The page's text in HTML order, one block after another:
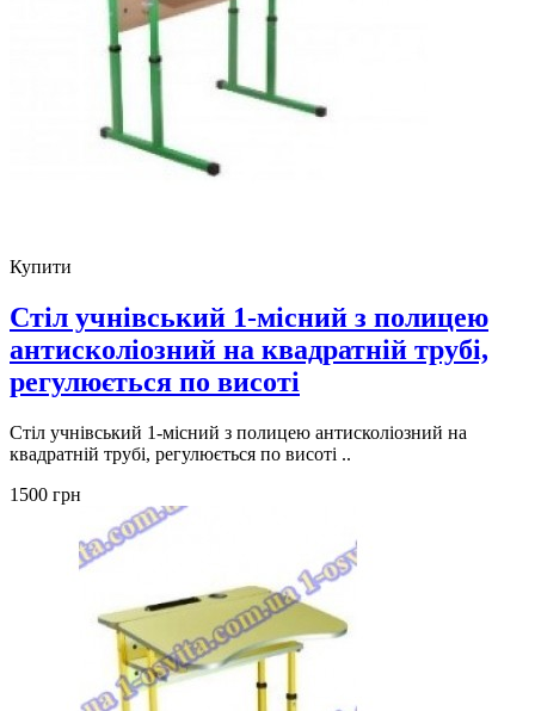
Купити
Стіл учнівський 1-місний з полицею
антисколіозний на квадратній трубі,
регулюється по висоті
Стіл учнівський 1-місний з полицею антисколіозний на
квадратній трубі, регулюється по висоті ..
1500 грн